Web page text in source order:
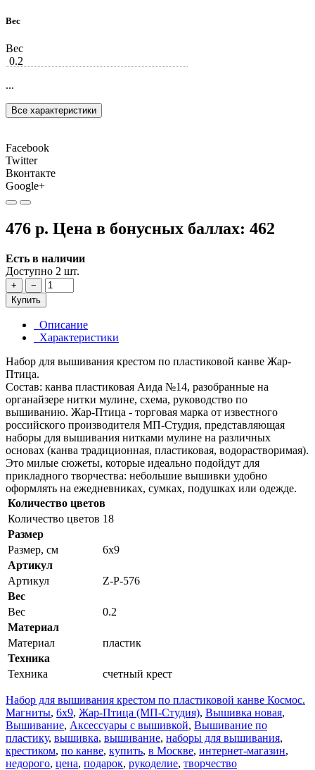
Вес
Вес
0.2
...
Все характеристики
Facebook
Twitter
Вконтакте
Google+
476 р. Цена в бонусных баллах: 462
Есть в наличии
Доступно 2 шт.
+
−
Купить
Описание
Характеристики
Набор для вышивания крестом по пластиковой канве Жар-
Птица.
Состав: канва пластиковая Аида №14, разобранные на
органайзере нитки мулине, схема, руководство по
вышиванию. Жар-Птица - торговая марка от известного
российского производителя МП-Студия, представляющая
наборы для вышивания нитками мулине на различных
основах (канва традиционная, пластиковая, водорастворимая).
Это милые сюжеты, которые идеально подойдут для
прикладного творчества: небольшие вышивки удобно
оформлять на ежедневниках, сумках, подушках или одежде.
Количество цветов
Количество цветов 18
Размер
Размер, см
6x9
Артикул
Артикул
Z-Р-576
Вес
Вес
0.2
Материал
Материал
пластик
Техника
Техника
счетный крест
Набор для вышивания крестом по пластиковой канве Космос.
Магниты, 6x9, Жар-Птица (МП-Студия), Вышивка новая,
Вышивание, Аксессуары с вышивкой, Вышивание по
пластику, вышивка, вышивание, наборы для вышивания,
крестиком, по канве, купить, в Москве, интернет-магазин,
недорого, цена, подарок, рукоделие, творчество